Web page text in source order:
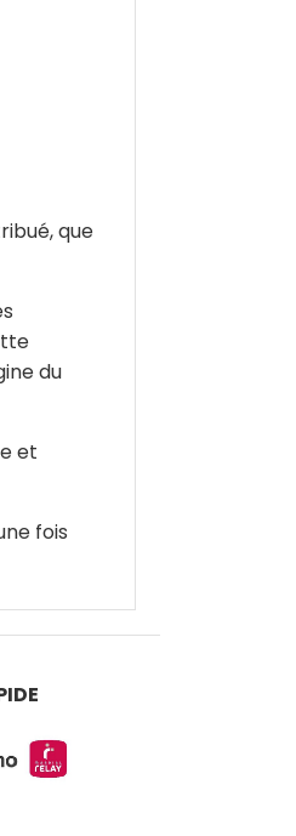
que
du
et
fois